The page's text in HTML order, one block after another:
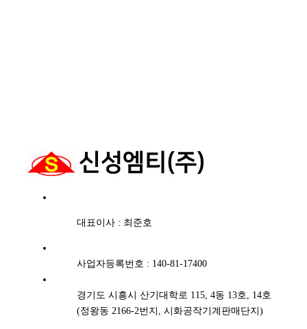
대표이사 : 최준호
사업자등록번호 : 140-81-17400
경기도 시흥시 산기대학로 115, 4동 13호, 14호
(정왕동 2166-2번지, 시화공작기계판매단지)